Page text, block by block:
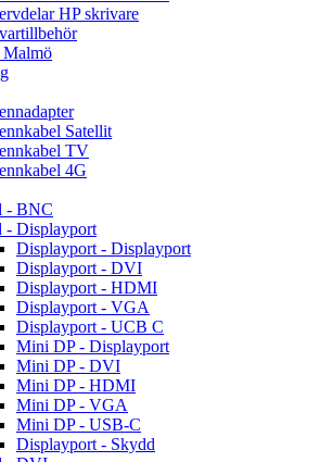
HP skrivare
Satellit
TV
4G
- BNC
- Displayport
Displayport - Displayport
Displayport - DVI
Displayport - HDMI
Displayport - VGA
Displayport - UCB C
Mini DP - Displayport
Mini DP - DVI
Mini DP - HDMI
Mini DP - VGA
Mini DP - USB-C
Displayport - Skydd